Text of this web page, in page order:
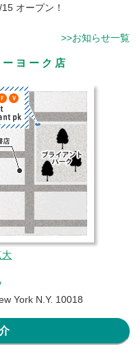
オープン！
>>お知らせ一覧
ヨーク店
York N.Y. 10018